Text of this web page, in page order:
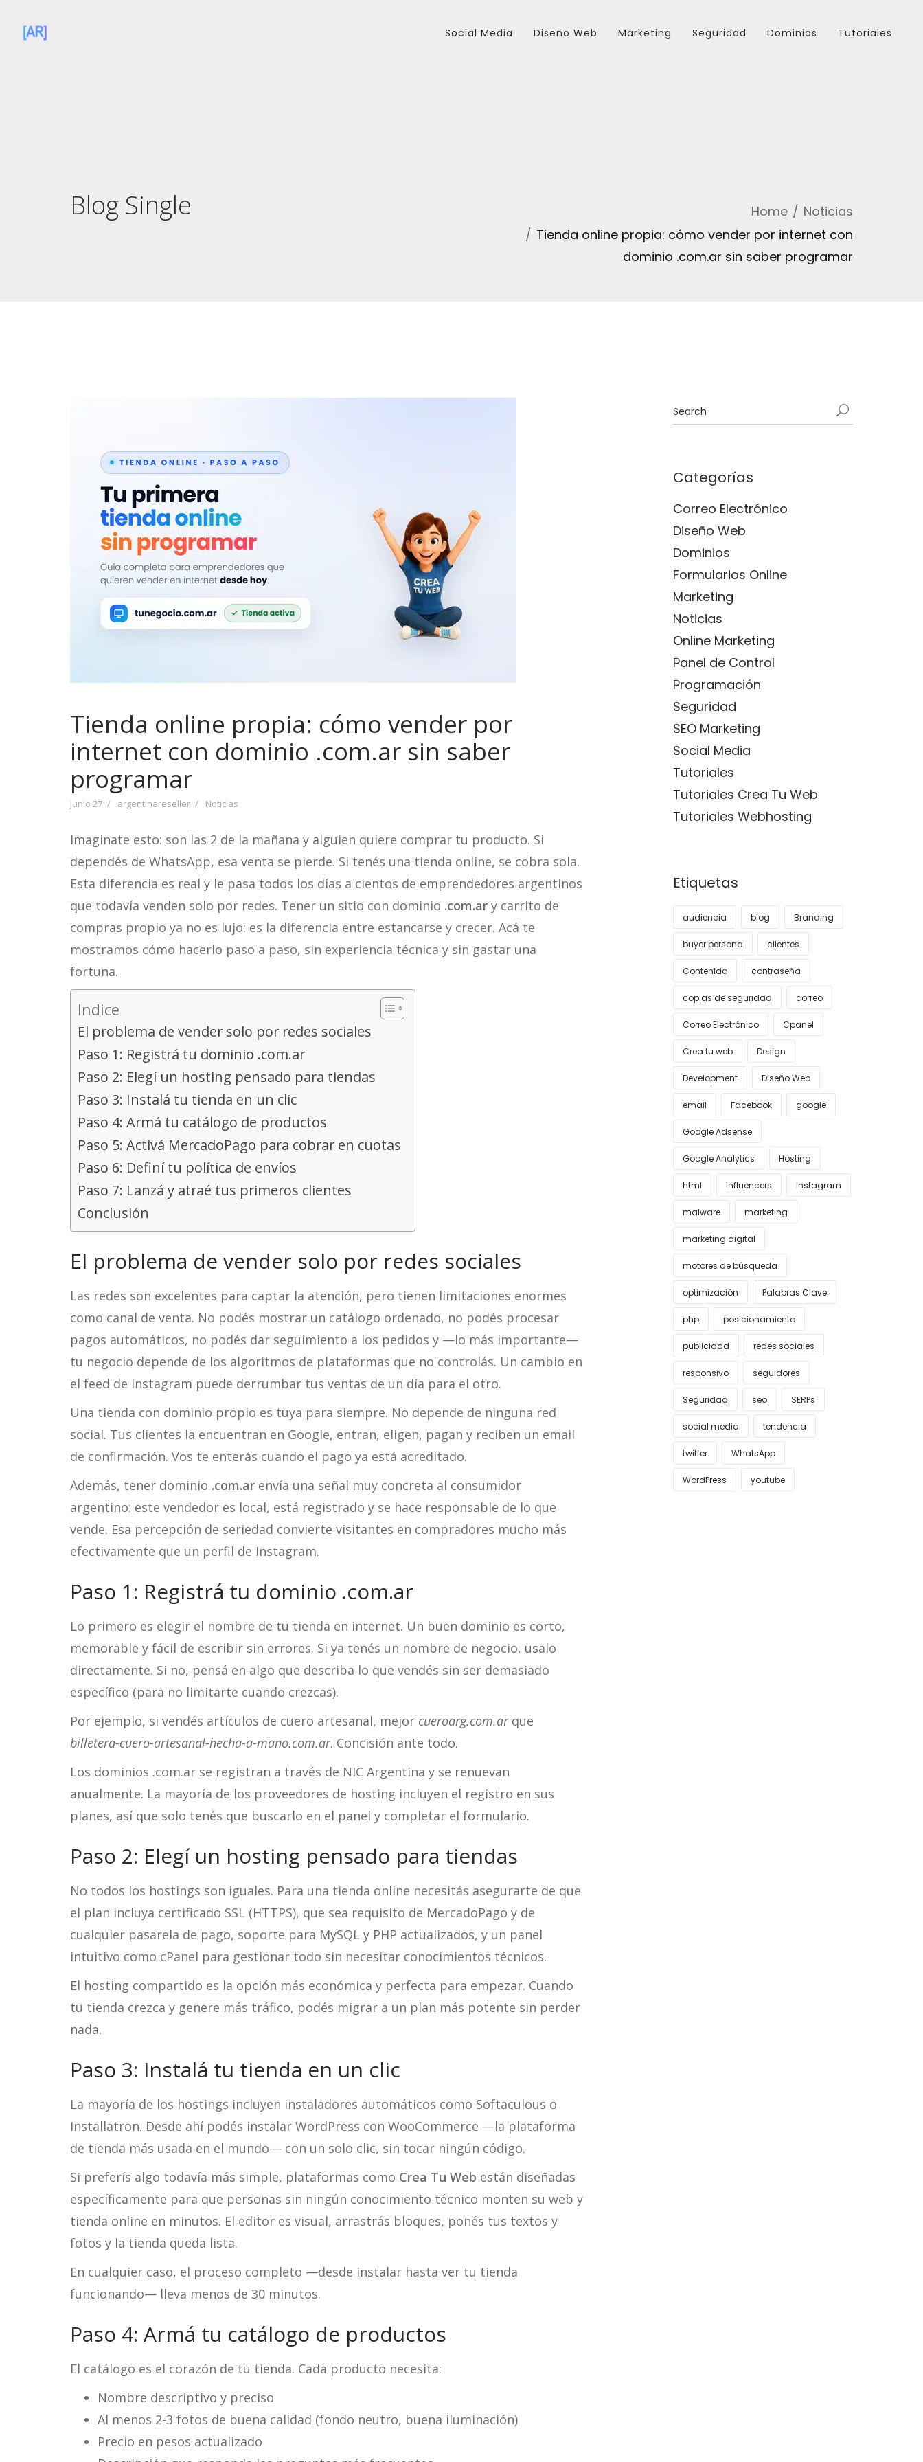
Social Media Diseño Web Marketing Seguridad Dominios Tutoriales
Blog Single Home
Noticias
Tienda online propia: cómo vender por internet con
dominio .com.ar sin saber programar
Tienda online propia: cómo vender por
internet con dominio .com.ar sin saber
programar
junio 27 argentinareseller Noticias
Imaginate esto: son las 2 de la mañana y alguien quiere comprar tu producto. Si
dependés de WhatsApp, esa venta se pierde. Si tenés una tienda online, se cobra sola.
Esta diferencia es real y le pasa todos los días a cientos de emprendedores argentinos
que todavía venden solo por redes. Tener un sitio con dominio .com.ar y carrito de
compras propio ya no es lujo: es la diferencia entre estancarse y crecer. Acá te
mostramos cómo hacerlo paso a paso, sin experiencia técnica y sin gastar una
fortuna.
Indice
El problema de vender solo por redes sociales
Paso 1: Registrá tu dominio .com.ar
Paso 2: Elegí un hosting pensado para tiendas
Paso 3: Instalá tu tienda en un clic
Paso 4: Armá tu catálogo de productos
Paso 5: Activá MercadoPago para cobrar en cuotas
Paso 6: Definí tu política de envíos
Paso 7: Lanzá y atraé tus primeros clientes
Conclusión
El problema de vender solo por redes sociales
Las redes son excelentes para captar la atención, pero tienen limitaciones enormes
como canal de venta. No podés mostrar un catálogo ordenado, no podés procesar
pagos automáticos, no podés dar seguimiento a los pedidos y —lo más importante—
tu negocio depende de los algoritmos de plataformas que no controlás. Un cambio en
el feed de Instagram puede derrumbar tus ventas de un día para el otro.
Una tienda con dominio propio es tuya para siempre. No depende de ninguna red
social. Tus clientes la encuentran en Google, entran, eligen, pagan y reciben un email
de confirmación. Vos te enterás cuando el pago ya está acreditado.
Además, tener dominio .com.ar envía una señal muy concreta al consumidor
argentino: este vendedor es local, está registrado y se hace responsable de lo que
vende. Esa percepción de seriedad convierte visitantes en compradores mucho más
efectivamente que un perfil de Instagram.
Paso 1: Registrá tu dominio .com.ar
Lo primero es elegir el nombre de tu tienda en internet. Un buen dominio es corto,
memorable y fácil de escribir sin errores. Si ya tenés un nombre de negocio, usalo
directamente. Si no, pensá en algo que describa lo que vendés sin ser demasiado
específico (para no limitarte cuando crezcas).
Por ejemplo, si vendés artículos de cuero artesanal, mejor cueroarg.com.arque
billetera-cuero-artesanal-hecha-a-mano.com.ar. Concisión ante todo.
Los dominios .com.ar se registran a través de NIC Argentina y se renuevan
anualmente. La mayoría de los proveedores de hosting incluyen el registro en sus
planes, así que solo tenés que buscarlo en el panel y completar el formulario.
Paso 2: Elegí un hosting pensado para tiendas
No todos los hostings son iguales. Para una tienda online necesitás asegurarte de que
el plan incluya certificado SSL (HTTPS), que sea requisito de MercadoPago y de
cualquier pasarela de pago, soporte para MySQL y PHP actualizados, y un panel
intuitivo como cPanel para gestionar todo sin necesitar conocimientos técnicos.
El hosting compartido es la opción más económica y perfecta para empezar. Cuando
tu tienda crezca y genere más tráfico, podés migrar a un plan más potente sin perder
nada.
Paso 3: Instalá tu tienda en un clic
La mayoría de los hostings incluyen instaladores automáticos como Softaculous o
Installatron. Desde ahí podés instalar WordPress con WooCommerce —la plataforma
de tienda más usada en el mundo— con un solo clic, sin tocar ningún código.
Si preferís algo todavía más simple, plataformas como Crea Tu Web están diseñadas
específicamente para que personas sin ningún conocimiento técnico monten su web y
tienda online en minutos. El editor es visual, arrastrás bloques, ponés tus textos y
fotos y la tienda queda lista.
En cualquier caso, el proceso completo —desde instalar hasta ver tu tienda
funcionando— lleva menos de 30 minutos.
Paso 4: Armá tu catálogo de productos
El catálogo es el corazón de tu tienda. Cada producto necesita:
Nombre descriptivo y preciso
Al menos 2-3 fotos de buena calidad (fondo neutro, buena iluminación)
Precio en pesos actualizado
Categorías
Correo Electrónico
Diseño Web
Dominios
Formularios Online
Marketing
Noticias
Online Marketing
Panel de Control
Programación
Seguridad
SEO Marketing
Social Media
Tutoriales
Tutoriales Crea Tu Web
Tutoriales Webhosting
Etiquetas
audiencia blog Branding
buyer persona clientes
Contenido contraseña
copias de seguridad correo
Correo Electrónico Cpanel
Crea tu web Design
Development Diseño Web
email Facebook google
Google Adsense
Google Analytics Hosting
html Influencers Instagram
malware marketing
marketing digital
motores de búsqueda
optimización Palabras Clave
php posicionamiento
publicidad redes sociales
responsivo seguidores
Seguridad seo SERPs
social media tendencia
twitter WhatsApp
WordPress youtube